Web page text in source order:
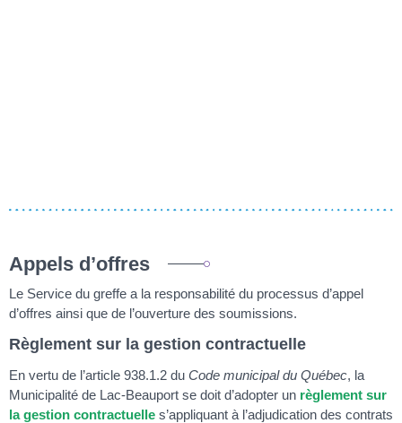
Appels d’offres
Le Service du greffe a la responsabilité du processus d’appel
d’offres ainsi que de l’ouverture des soumissions.
Règlement sur la gestion contractuelle
En vertu de l’article 938.1.2 du Code municipal du Québec, la
Municipalité de Lac-Beauport se doit d’adopter un règlement sur
la gestion contractuelle s’appliquant à l’adjudication des contrats